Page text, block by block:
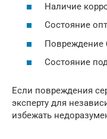
Наличие
Состояние
Повреждение
Состояние
Если повреждения
эксперту для
избежать